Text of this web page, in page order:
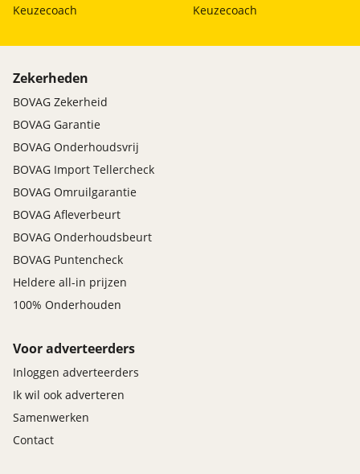
Keuzecoach
Keuzecoach
Zekerheden
BOVAG Zekerheid
BOVAG Garantie
BOVAG Onderhoudsvrij
BOVAG Import Tellercheck
BOVAG Omruilgarantie
BOVAG Afleverbeurt
BOVAG Onderhoudsbeurt
BOVAG Puntencheck
Heldere all-in prijzen
100% Onderhouden
Voor adverteerders
Inloggen adverteerders
Ik wil ook adverteren
Samenwerken
Contact